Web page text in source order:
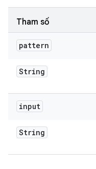
Tham số
pattern
String
input
String